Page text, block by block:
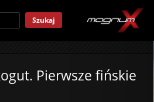
Szukaj
Pierwsze fińskie